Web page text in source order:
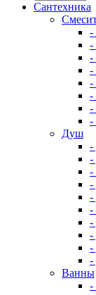
Сантехника
-
-
-
-
-
-
-
-
Душ
-
-
-
-
-
-
-
-
-
-
Ванны
-